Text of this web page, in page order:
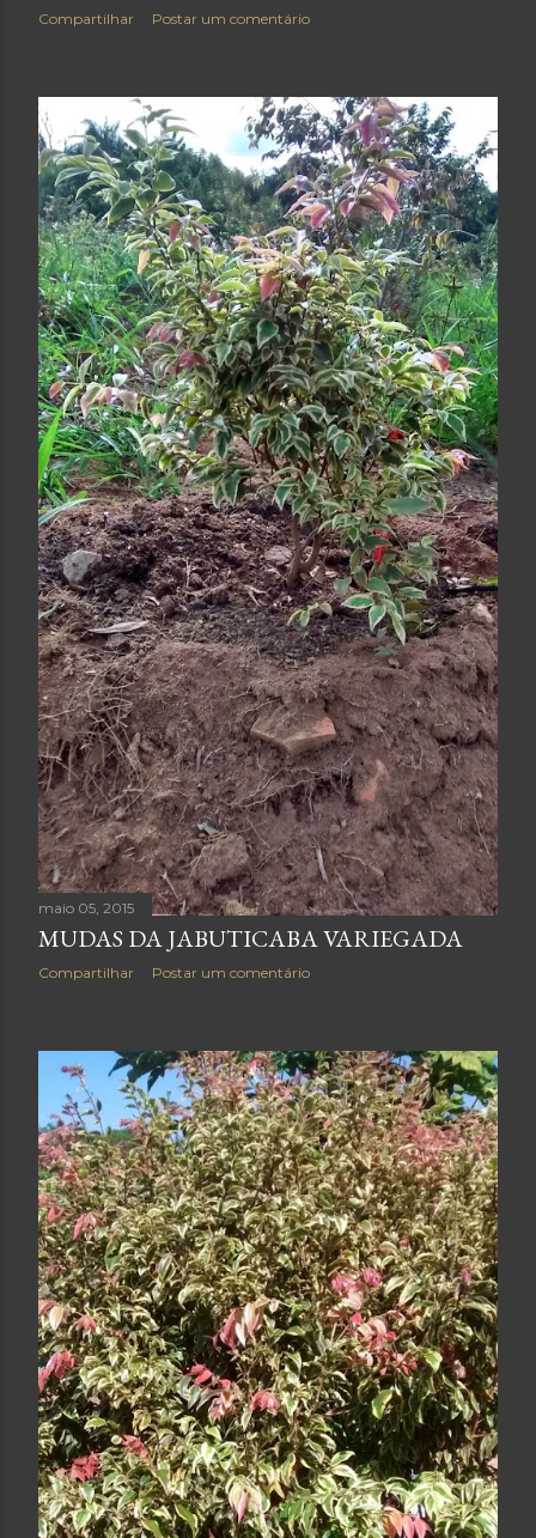
Compartilhar Postar um comentário
maio 05, 2015
MUDAS DA JABUTICABA VARIEGADA
Compartilhar Postar um comentário